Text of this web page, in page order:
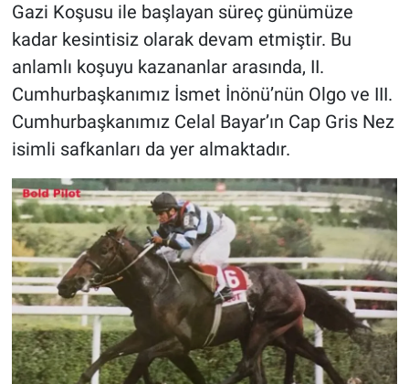
Gazi Koşusu ile başlayan süreç günümüze
kadar kesintisiz olarak devam etmiştir. Bu
anlamlı koşuyu kazananlar arasında, II.
Cumhurbaşkanımız İsmet İnönü’nün Olgo ve III.
Cumhurbaşkanımız Celal Bayar’ın Cap Gris Nez
isimli safkanları da yer almaktadır.